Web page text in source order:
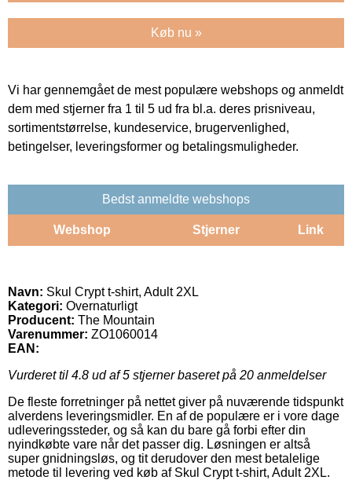
Køb nu »
Vi har gennemgået de mest populære webshops og anmeldt
dem med stjerner fra 1 til 5 ud fra bl.a. deres prisniveau,
sortimentstørrelse, kundeservice, brugervenlighed,
betingelser, leveringsformer og betalingsmuligheder.
Bedst anmeldte webshops
Webshop Stjerner Link
Navn: Skul Crypt t-shirt, Adult 2XL
Kategori: Overnaturligt
Producent: The Mountain
Varenummer: ZO1060014
EAN:
Vurderet til 4.8 ud af 5 stjerner baseret på 20 anmeldelser
De fleste forretninger på nettet giver på nuværende tidspunkt
alverdens leveringsmidler. En af de populære er i vore dage
udleveringssteder, og så kan du bare gå forbi efter din
nyindkøbte vare når det passer dig. Løsningen er altså
super gnidningsløs, og tit derudover den mest betalelige
metode til levering ved køb af Skul Crypt t-shirt, Adult 2XL.